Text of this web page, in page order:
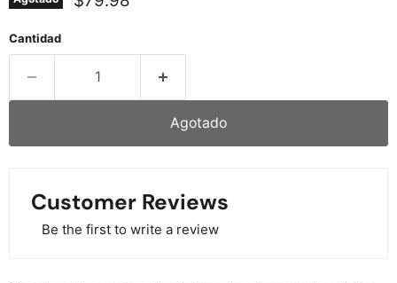
Cantidad
Agotado
Customer Reviews
Be the first to write a review